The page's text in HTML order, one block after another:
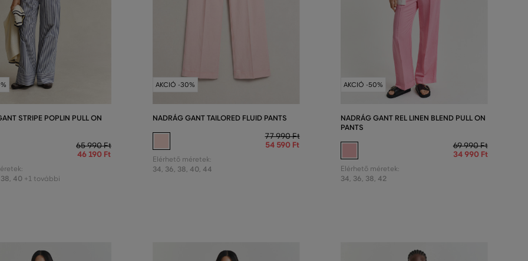
STRIPE POPLIN PULL ON
65 990 Ft
46 190 Ft
38, 40 +1 további
AKCIÓ -30%
NADRÁG GANT TAILORED FLUID PANTS
77 990 Ft
54 590 Ft
Elérhető méretek:
34, 36, 38, 40, 44
AKCIÓ -50%
NADRÁG GANT REL LINEN BLEND PULL ON
PANTS
69 990 Ft
34 990 Ft
Elérhető méretek:
34, 36, 38, 42